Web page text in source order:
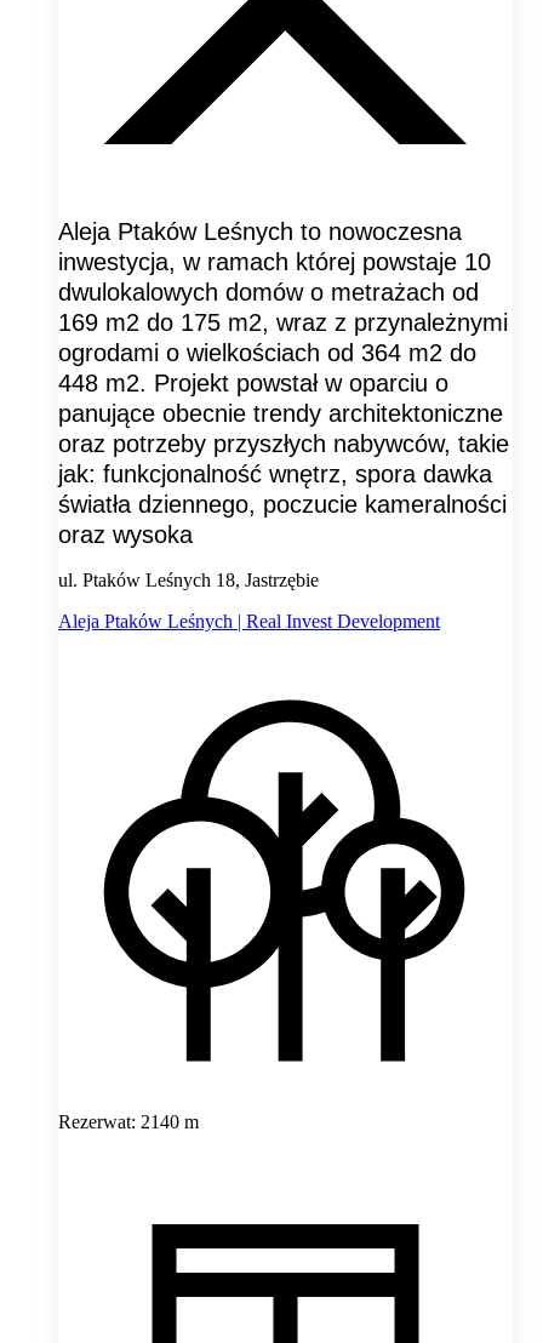
Aleja Ptaków Leśnych to nowoczesna
inwestycja, w ramach której powstaje 10
dwulokalowych domów o metrażach od
169 m2 do 175 m2, wraz z przynależnymi
ogrodami o wielkościach od 364 m2 do
448 m2. Projekt powstał w oparciu o
panujące obecnie trendy architektoniczne
oraz potrzeby przyszłych nabywców, takie
jak: funkcjonalność wnętrz, spora dawka
światła dziennego, poczucie kameralności
oraz wysoka
ul. Ptaków Leśnych 18, Jastrzębie
Aleja Ptaków Leśnych | Real Invest Development
Rezerwat: 2140 m